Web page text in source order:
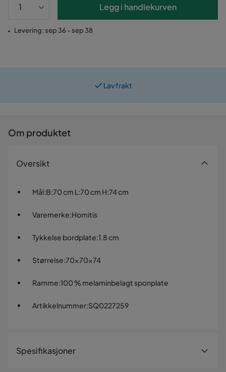
Legg i handlekurven
Levering: sep 36 - sep 38
Om produktet
Oversikt
Mål:B:70 cm L:70 cm H:74 cm
Varemerke:Homitis
Tykkelse bordplate:1.8 cm
Størrelse:70x70x74
Ramme:100 % melaminbelagt sponplate
Artikkelnummer:SQ0227259
Spesifikasjoner